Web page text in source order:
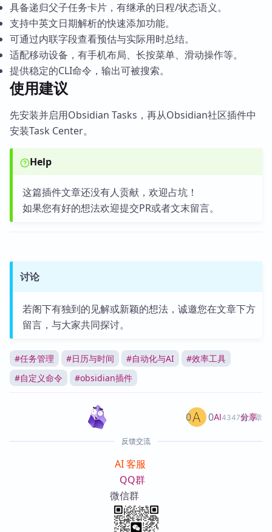
具备递归父子任务卡片，有继承的日程/状态语义。
支持中英文日期解析的快速添加功能。
可通过内联字段查看预估与实际用时总结。
适配移动设备，有手机布局、长按菜单、滑动操作等。
提供稳定的CLI命令，输出可被搜索。
使用建议
先安装并启用Obsidian Tasks，再从Obsidian社区插件中
安装Task Center。
Help
这篇插件文章还没有人贡献，欢迎占坑！
如果您有好的想法欢迎提交PR或者文末留言。
讨论
若阁下有独到的见解或新颖的想法，诚邀您在文章下方
留言，与大家共同探讨。
#任务管理 #日历与时间 #自动化与AI #效率工具
#自定义命令 #obsidian插件
AI4347篇文章
0 0 分享
反馈交流
AI 客服
QQ群
微信群